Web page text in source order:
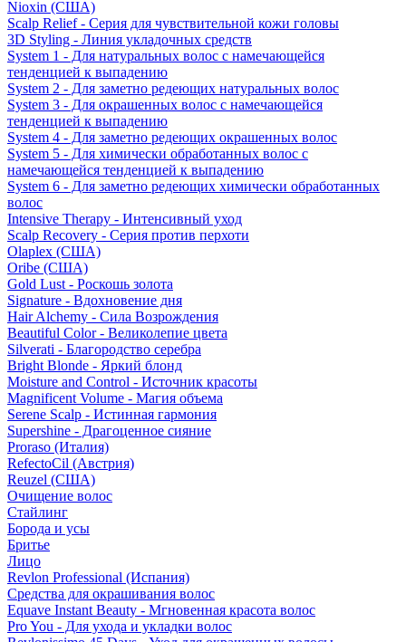
Nioxin (США)
Scalp Relief - Серия для чувствительной кожи головы
3D Styling - Линия укладочных средств
System 1 - Для натуральных волос с намечающейся
тенденцией к выпадению
System 2 - Для заметно редеющих натуральных волос
System 3 - Для окрашенных волос с намечающейся
тенденцией к выпадению
System 4 - Для заметно редеющих окрашенных волос
System 5 - Для химически обработанных волос с
намечающейся тенденцией к выпадению
System 6 - Для заметно редеющих химически обработанных
волос
Intensive Therapy - Интенсивный уход
Scalp Recovery - Серия против перхоти
Olaplex (США)
Oribe (США)
Gold Lust - Роскошь золота
Signature - Вдохновение дня
Hair Alchemy - Сила Возрождения
Beautiful Color - Великолепие цвета
Silverati - Благородство серебра
Bright Blonde - Яркий блонд
Moisture and Control - Источник красоты
Magnificent Volume - Магия объема
Serene Scalp - Истинная гармония
Supershine - Драгоценное сияние
Proraso (Италия)
RefectoCil (Австрия)
Reuzel (США)
Очищение волос
Стайлинг
Борода и усы
Бритье
Лицо
Revlon Professional (Испания)
Средства для окрашивания волос
Equave Instant Beauty - Мгновенная красота волос
Pro You - Для ухода и укладки волос